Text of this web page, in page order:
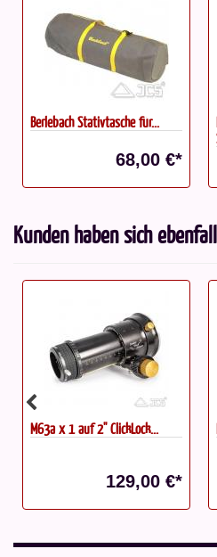
Berlebach Stativtasche für...
68,00 €*
Kunden haben sich
Explore Scientific Hybrid...